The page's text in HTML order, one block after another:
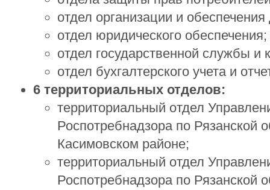
отдел организации и обеспечения
отдел юридического обеспечения;
отдел государственной службы и
отдел бухгалтерского учета и
6 территориальных отделов:
территориальный отдел
Роспотребнадзора по Рязанской
Касимовском районе;
территориальный отдел
Роспотребнадзора по Рязанской